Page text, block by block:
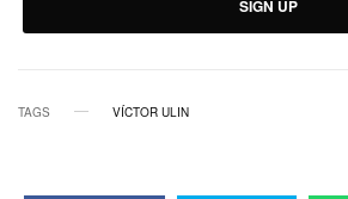
SIGN UP
TAGS VÍCTOR ULIN